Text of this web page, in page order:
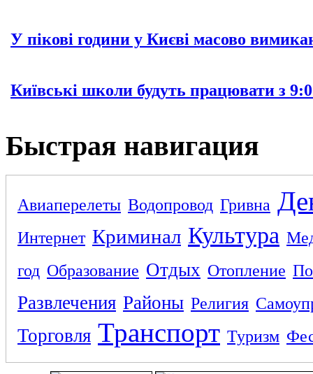
У пікові години у Києві масово
Київські школи будуть працювати з
Быстрая навигация
Авиаперелеты Водопровод Гривна
Интернет Криминал Культура
год Образование Отдых Отопление
Развлечения Районы Религия
Торговля Транспорт Туризм